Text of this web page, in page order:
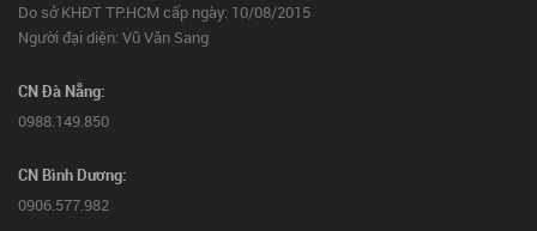
Do sở KHĐT TP.HCM cấp ngày: 10/08/2015
Người đại diện: Vũ Văn Sang
CN Đà Nẵng:
0988.149.850
CN Bình Dương:
0906.577.982